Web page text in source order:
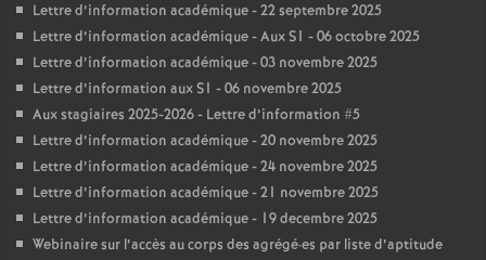
Lettre d’information académique - 22 septembre 2025
Lettre d’information académique - Aux S1 - 06 octobre 2025
Lettre d’information académique - 03 novembre 2025
Lettre d’information aux S1 - 06 novembre 2025
Aux stagiaires 2025-2026 - Lettre d’information #5
Lettre d’information académique - 20 novembre 2025
Lettre d’information académique - 24 novembre 2025
Lettre d’information académique - 21 novembre 2025
Lettre d’information académique - 19 decembre 2025
Webinaire sur l’accès au corps des agrégé·es par liste d’aptitude